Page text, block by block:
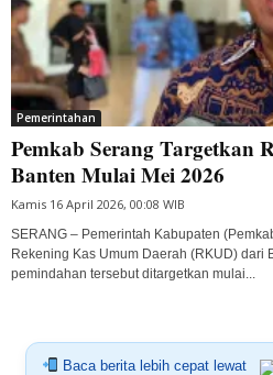
Pemerintahan
Pemkab Serang Targetkan
Banten Mulai Mei 2026
Kamis 16 April 2026, 00:08 WIB
SERANG – Pemerintah Kabupaten
Rekening Kas Umum Daerah (RKUD) dari
pemindahan tersebut ditargetkan mulai...
Baca berita lebih cepat lewat